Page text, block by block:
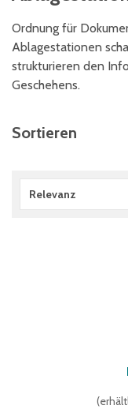
Ordnung für
Ablagestationen
strukturieren den
Geschehens.
Sortieren
Relevanz
(